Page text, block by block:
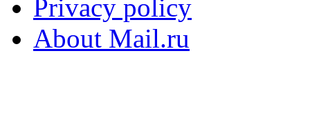
Privacy policy
About Mail.ru